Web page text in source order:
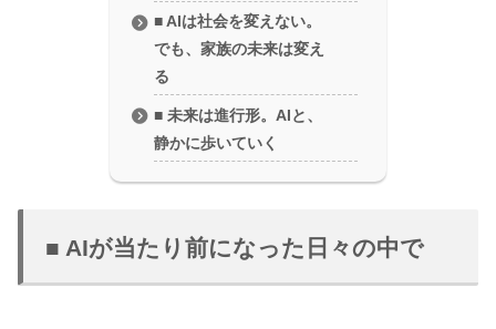
■ AIは社会を変えない。
でも、家族の未来は変え
る
■ 未来は進行形。AIと、
静かに歩いていく
■ AIが当たり前になった日々の中で